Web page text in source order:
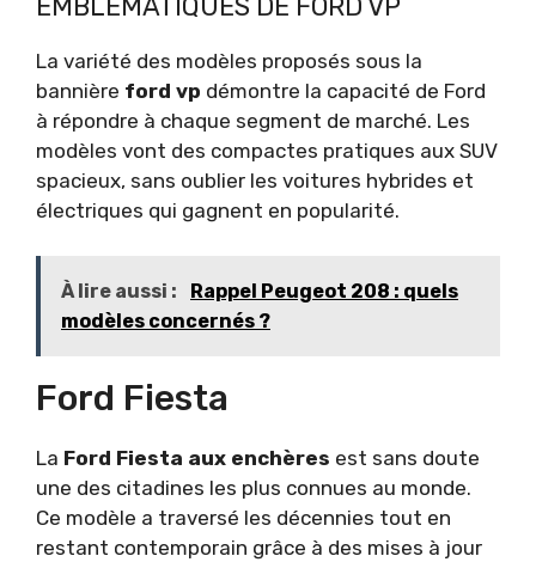
La variété des modèles proposés sous la
bannière ford vp démontre la capacité de Ford
à répondre à chaque segment de marché. Les
modèles vont des compactes pratiques aux SUV
spacieux, sans oublier les voitures hybrides et
électriques qui gagnent en popularité.
À lire aussi :
Rappel Peugeot 208 : quels
modèles concernés ?
Ford Fiesta
La Ford Fiesta aux enchères est sans doute
une des citadines les plus connues au monde.
Ce modèle a traversé les décennies tout en
restant contemporain grâce à des mises à jour